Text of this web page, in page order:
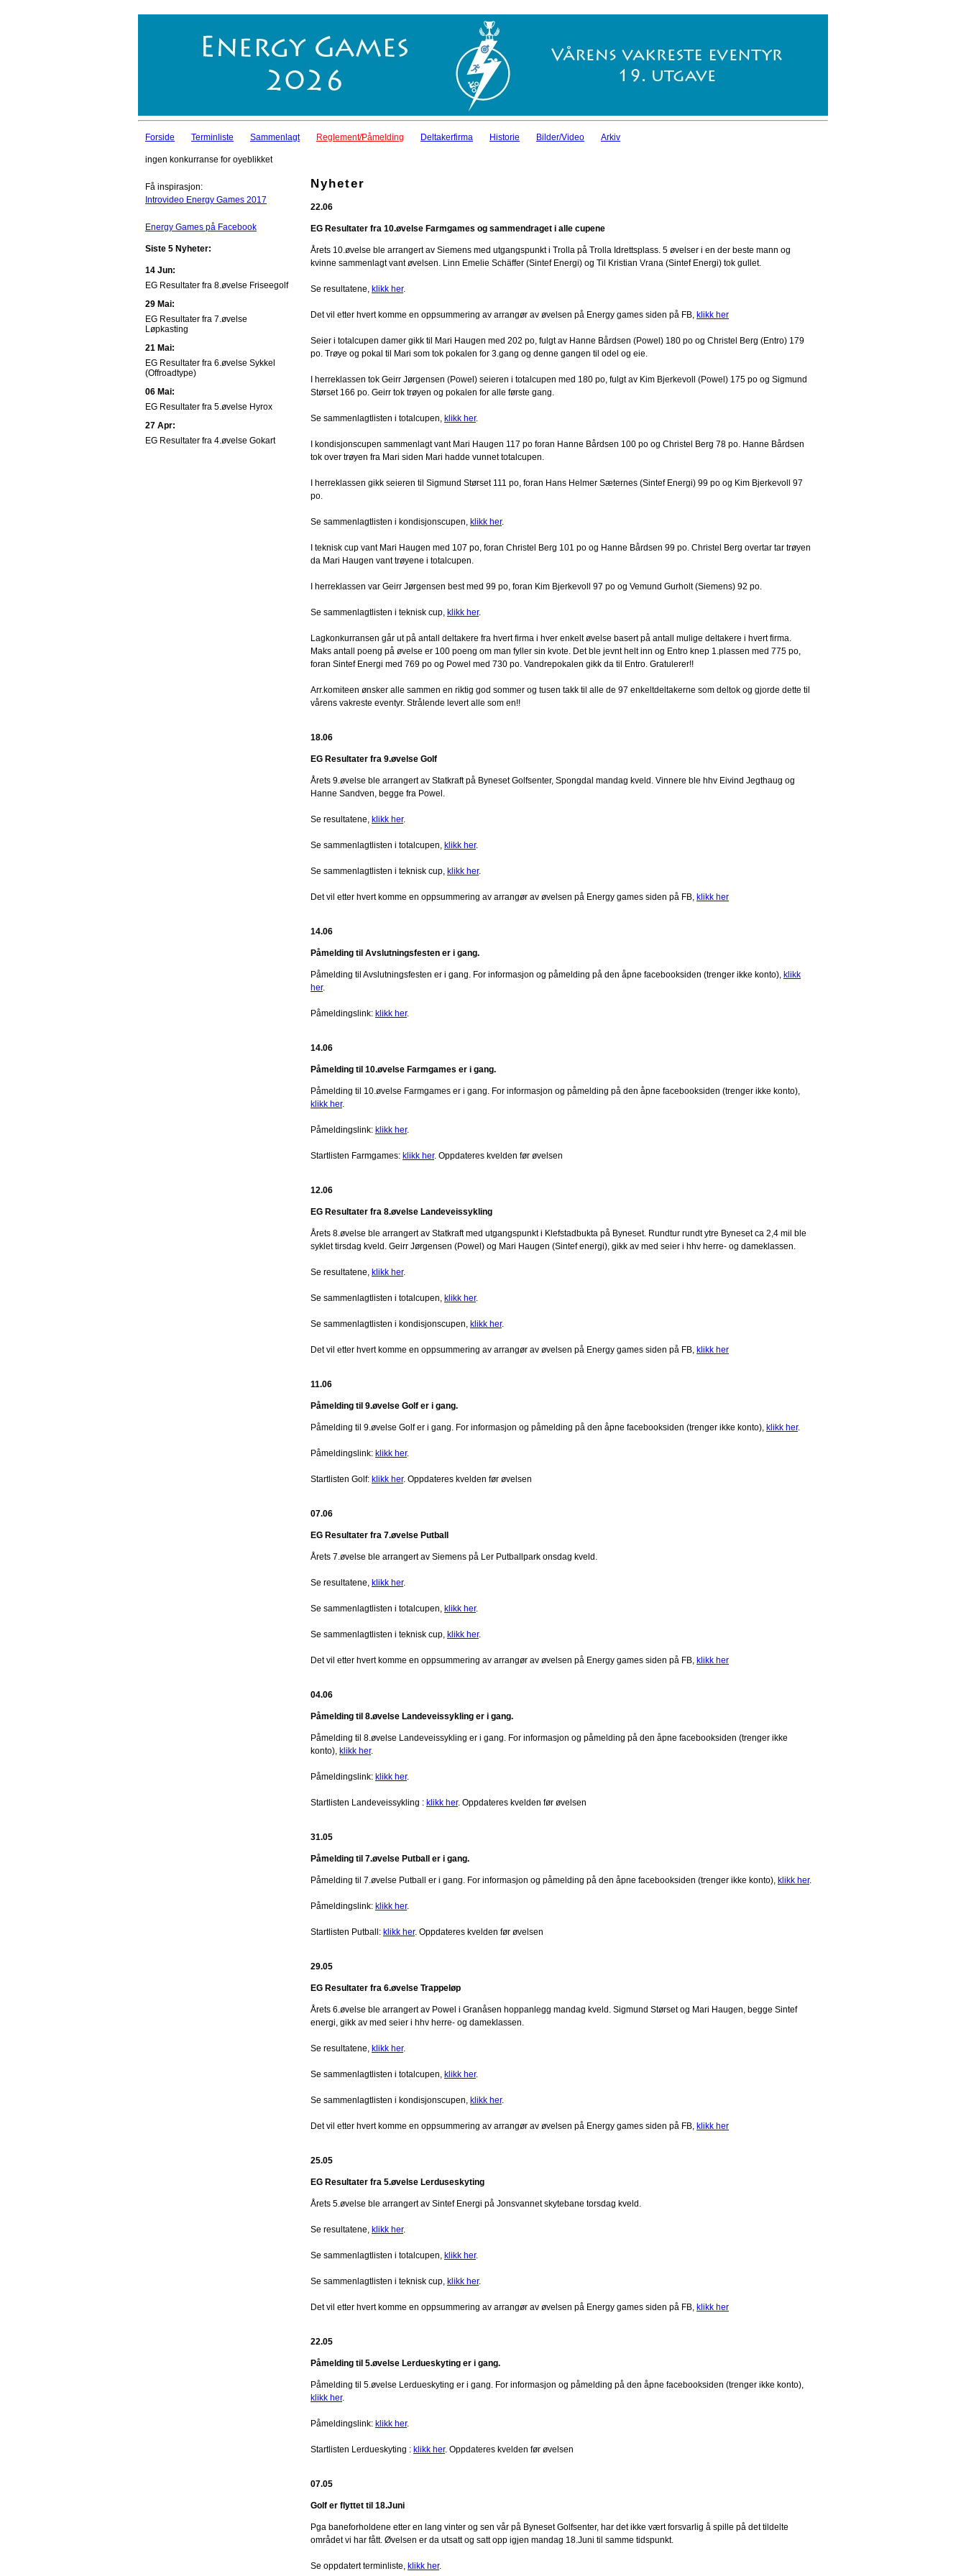
Forside Terminliste Sammenlagt Reglement/Påmelding Deltakerfirma Historie Bilder/Video Arkiv
ingen konkurranse for oyeblikket
Få inspirasjon:
Introvideo Energy Games 2017
Energy Games på Facebook
Siste 5 Nyheter:
14 Jun:
EG Resultater fra 8.øvelse Friseegolf
29 Mai:
EG Resultater fra 7.øvelse
Løpkasting
21 Mai:
EG Resultater fra 6.øvelse Sykkel
(Offroadtype)
06 Mai:
EG Resultater fra 5.øvelse Hyrox
27 Apr:
EG Resultater fra 4.øvelse Gokart
Nyheter
22.06
EG Resultater fra 10.øvelse Farmgames og sammendraget i alle cupene
Årets 10.øvelse ble arrangert av Siemens med utgangspunkt i Trolla på Trolla Idrettsplass. 5 øvelser i en der beste mann og
kvinne sammenlagt vant øvelsen. Linn Emelie Schäffer (Sintef Energi) og Til Kristian Vrana (Sintef Energi) tok gullet.
Se resultatene, klikk her.
Det vil etter hvert komme en oppsummering av arrangør av øvelsen på Energy games siden på FB, klikk her
Seier i totalcupen damer gikk til Mari Haugen med 202 po, fulgt av Hanne Bårdsen (Powel) 180 po og Christel Berg (Entro) 179
po. Trøye og pokal til Mari som tok pokalen for 3.gang og denne gangen til odel og eie.
I herreklassen tok Geirr Jørgensen (Powel) seieren i totalcupen med 180 po, fulgt av Kim Bjerkevoll (Powel) 175 po og Sigmund
Størset 166 po. Geirr tok trøyen og pokalen for alle første gang.
Se sammenlagtlisten i totalcupen, klikk her.
I kondisjonscupen sammenlagt vant Mari Haugen 117 po foran Hanne Bårdsen 100 po og Christel Berg 78 po. Hanne Bårdsen
tok over trøyen fra Mari siden Mari hadde vunnet totalcupen.
I herreklassen gikk seieren til Sigmund Størset 111 po, foran Hans Helmer Sæternes (Sintef Energi) 99 po og Kim Bjerkevoll 97
po.
Se sammenlagtlisten i kondisjonscupen, klikk her.
I teknisk cup vant Mari Haugen med 107 po, foran Christel Berg 101 po og Hanne Bårdsen 99 po. Christel Berg overtar tar trøyen
da Mari Haugen vant trøyene i totalcupen.
I herreklassen var Geirr Jørgensen best med 99 po, foran Kim Bjerkevoll 97 po og Vemund Gurholt (Siemens) 92 po.
Se sammenlagtlisten i teknisk cup, klikk her.
Lagkonkurransen går ut på antall deltakere fra hvert firma i hver enkelt øvelse basert på antall mulige deltakere i hvert firma.
Maks antall poeng på øvelse er 100 poeng om man fyller sin kvote. Det ble jevnt helt inn og Entro knep 1.plassen med 775 po,
foran Sintef Energi med 769 po og Powel med 730 po. Vandrepokalen gikk da til Entro. Gratulerer!!
Arr.komiteen ønsker alle sammen en riktig god sommer og tusen takk til alle de 97 enkeltdeltakerne som deltok og gjorde dette til
vårens vakreste eventyr. Strålende levert alle som en!!
18.06
EG Resultater fra 9.øvelse Golf
Årets 9.øvelse ble arrangert av Statkraft på Byneset Golfsenter, Spongdal mandag kveld. Vinnere ble hhv Eivind Jegthaug og
Hanne Sandven, begge fra Powel.
Se resultatene, klikk her.
Se sammenlagtlisten i totalcupen, klikk her.
Se sammenlagtlisten i teknisk cup, klikk her.
Det vil etter hvert komme en oppsummering av arrangør av øvelsen på Energy games siden på FB, klikk her
14.06
Påmelding til Avslutningsfesten er i gang.
Påmelding til Avslutningsfesten er i gang. For informasjon og påmelding på den åpne facebooksiden (trenger ikke konto), klikk
her.
Påmeldingslink: klikk her.
14.06
Påmelding til 10.øvelse Farmgames er i gang.
Påmelding til 10.øvelse Farmgames er i gang. For informasjon og påmelding på den åpne facebooksiden (trenger ikke konto),
klikk her.
Påmeldingslink: klikk her.
Startlisten Farmgames: klikk her. Oppdateres kvelden før øvelsen
12.06
EG Resultater fra 8.øvelse Landeveissykling
Årets 8.øvelse ble arrangert av Statkraft med utgangspunkt i Klefstadbukta på Byneset. Rundtur rundt ytre Byneset ca 2,4 mil ble
syklet tirsdag kveld. Geirr Jørgensen (Powel) og Mari Haugen (Sintef energi), gikk av med seier i hhv herre- og dameklassen.
Se resultatene, klikk her.
Se sammenlagtlisten i totalcupen, klikk her.
Se sammenlagtlisten i kondisjonscupen, klikk her.
Det vil etter hvert komme en oppsummering av arrangør av øvelsen på Energy games siden på FB, klikk her
11.06
Påmelding til 9.øvelse Golf er i gang.
Påmelding til 9.øvelse Golf er i gang. For informasjon og påmelding på den åpne facebooksiden (trenger ikke konto), klikk her.
Påmeldingslink: klikk her.
Startlisten Golf: klikk her. Oppdateres kvelden før øvelsen
07.06
EG Resultater fra 7.øvelse Putball
Årets 7.øvelse ble arrangert av Siemens på Ler Putballpark onsdag kveld.
Se resultatene, klikk her.
Se sammenlagtlisten i totalcupen, klikk her.
Se sammenlagtlisten i teknisk cup, klikk her.
Det vil etter hvert komme en oppsummering av arrangør av øvelsen på Energy games siden på FB, klikk her
04.06
Påmelding til 8.øvelse Landeveissykling er i gang.
Påmelding til 8.øvelse Landeveissykling er i gang. For informasjon og påmelding på den åpne facebooksiden (trenger ikke
konto), klikk her.
Påmeldingslink: klikk her.
Startlisten Landeveissykling : klikk her. Oppdateres kvelden før øvelsen
31.05
Påmelding til 7.øvelse Putball er i gang.
Påmelding til 7.øvelse Putball er i gang. For informasjon og påmelding på den åpne facebooksiden (trenger ikke konto), klikk her.
Påmeldingslink: klikk her.
Startlisten Putball: klikk her. Oppdateres kvelden før øvelsen
29.05
EG Resultater fra 6.øvelse Trappeløp
Årets 6.øvelse ble arrangert av Powel i Granåsen hoppanlegg mandag kveld. Sigmund Størset og Mari Haugen, begge Sintef
energi, gikk av med seier i hhv herre- og dameklassen.
Se resultatene, klikk her.
Se sammenlagtlisten i totalcupen, klikk her.
Se sammenlagtlisten i kondisjonscupen, klikk her.
Det vil etter hvert komme en oppsummering av arrangør av øvelsen på Energy games siden på FB, klikk her
25.05
EG Resultater fra 5.øvelse Lerduseskyting
Årets 5.øvelse ble arrangert av Sintef Energi på Jonsvannet skytebane torsdag kveld.
Se resultatene, klikk her.
Se sammenlagtlisten i totalcupen, klikk her.
Se sammenlagtlisten i teknisk cup, klikk her.
Det vil etter hvert komme en oppsummering av arrangør av øvelsen på Energy games siden på FB, klikk her
22.05
Påmelding til 5.øvelse Lerdueskyting er i gang.
Påmelding til 5.øvelse Lerdueskyting er i gang. For informasjon og påmelding på den åpne facebooksiden (trenger ikke konto),
klikk her.
Påmeldingslink: klikk her.
Startlisten Lerdueskyting : klikk her. Oppdateres kvelden før øvelsen
07.05
Golf er flyttet til 18.Juni
Pga baneforholdene etter en lang vinter og sen vår på Byneset Golfsenter, har det ikke vært forsvarlig å spille på det tildelte
området vi har fått. Øvelsen er da utsatt og satt opp igjen mandag 18.Juni til samme tidspunkt.
Se oppdatert terminliste, klikk her.